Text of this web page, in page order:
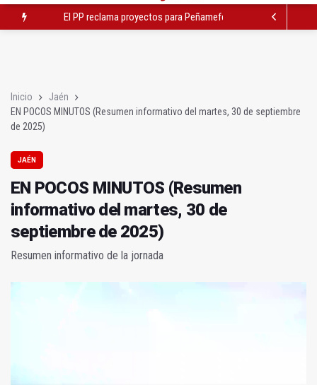
El PP reclama proyectos para Peñamefécit "guardados en el
Inicio
Jaén
EN POCOS MINUTOS (Resumen informativo del martes, 30 de septiembre
de 2025)
JAÉN
EN POCOS MINUTOS (Resumen
informativo del martes, 30 de
septiembre de 2025)
Resumen informativo de la jornada